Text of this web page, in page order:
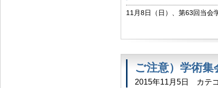
11月8日（日）、第63回当会
ご注意）学術
2015年11月5日 カテ